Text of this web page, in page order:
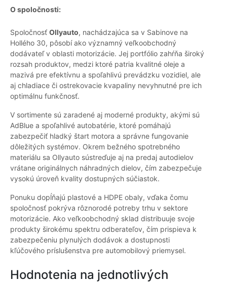
O spoločnosti:
Spoločnosť Ollyauto, nachádzajúca sa v Sabinove na
Hollého 30, pôsobí ako významný veľkoobchodný
dodávateľ v oblasti motorizácie. Jej portfólio zahŕňa široký
rozsah produktov, medzi ktoré patria kvalitné oleje a
mazivá pre efektívnu a spoľahlivú prevádzku vozidiel, ale
aj chladiace či ostrekovacie kvapaliny nevyhnutné pre ich
optimálnu funkčnosť.
V sortimente sú zaradené aj moderné produkty, akými sú
AdBlue a spoľahlivé autobatérie, ktoré pomáhajú
zabezpečiť hladký štart motora a správne fungovanie
dôležitých systémov. Okrem bežného spotrebného
materiálu sa Ollyauto sústreďuje aj na predaj autodielov
vrátane originálnych náhradných dielov, čím zabezpečuje
vysokú úroveň kvality dostupných súčiastok.
Ponuku dopĺňajú plastové a HDPE obaly, vďaka čomu
spoločnosť pokrýva rôznorodé potreby trhu v sektore
motorizácie. Ako veľkoobchodný sklad distribuuje svoje
produkty širokému spektru odberateľov, čím prispieva k
zabezpečeniu plynulých dodávok a dostupnosti
kľúčového príslušenstva pre automobilový priemysel.
Hodnotenia na jednotlivých